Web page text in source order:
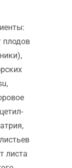
плодов
листа